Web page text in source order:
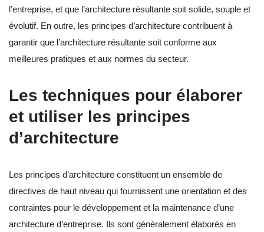
l’entreprise, et que l’architecture résultante soit solide, souple et
évolutif. En outre, les principes d’architecture contribuent à
garantir que l’architecture résultante soit conforme aux
meilleures pratiques et aux normes du secteur.
Les techniques pour élaborer
et utiliser les principes
d’architecture
Les principes d’architecture constituent un ensemble de
directives de haut niveau qui fournissent une orientation et des
contraintes pour le développement et la maintenance d’une
architecture d’entreprise. Ils sont généralement élaborés en